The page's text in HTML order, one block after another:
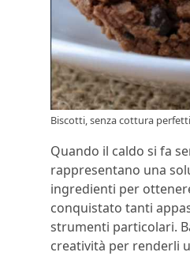
Biscotti, senza cottura
Quando il caldo si fa
rappresentano una
ingredienti per
conquistato tanti
strumenti particolari.
creatività per renderli